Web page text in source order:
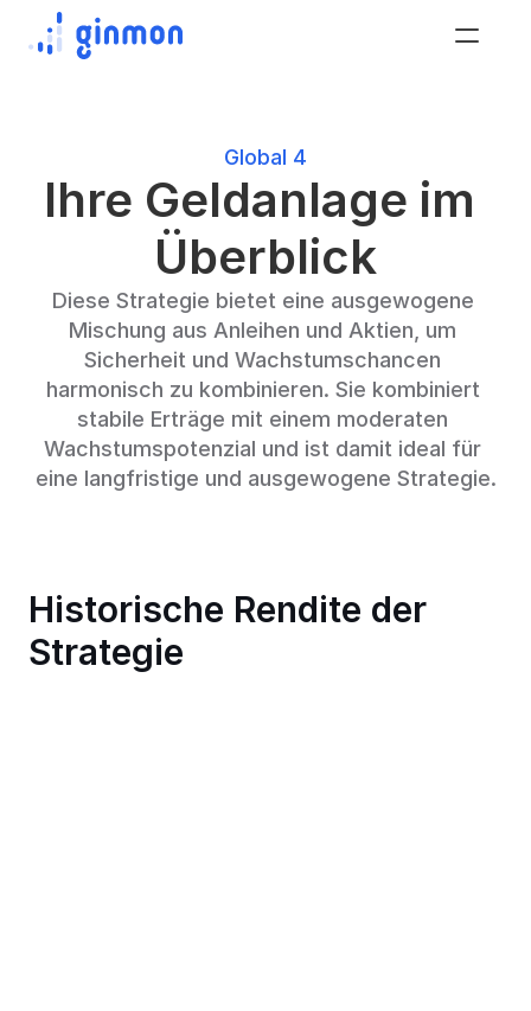
Global 4
Ihre Geldanlage im
Überblick
Diese Strategie bietet eine ausgewogene
Mischung aus Anleihen und Aktien, um
Sicherheit und Wachstumschancen
harmonisch zu kombinieren. Sie kombiniert
stabile Erträge mit einem moderaten
Wachstumspotenzial und ist damit ideal für
eine langfristige und ausgewogene Strategie.
Historische Rendite der
Strategie